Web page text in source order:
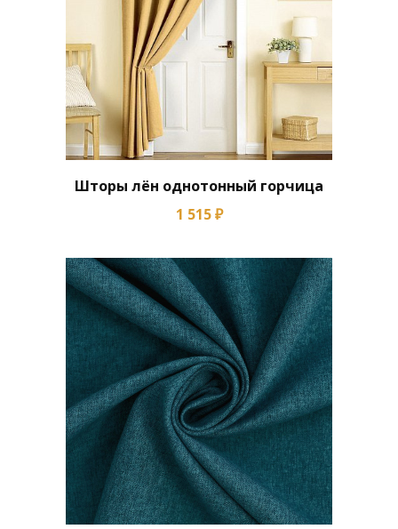
Шторы лён однотонный горчица
1 515 ₽